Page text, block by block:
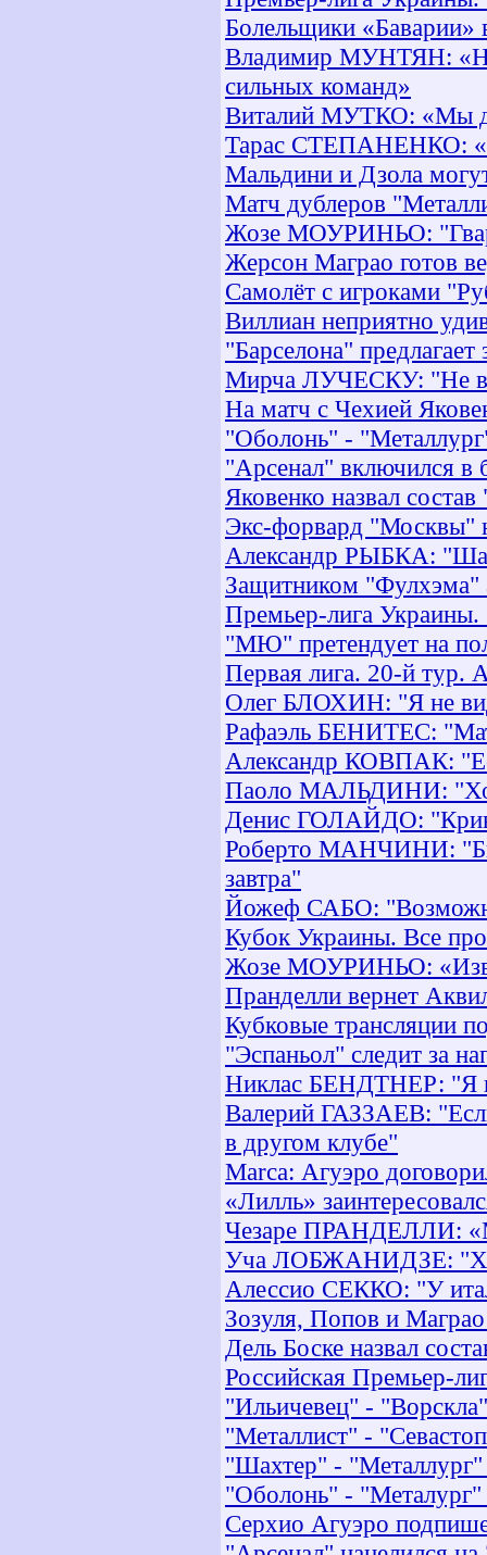
Болельщики «Баварии»
Владимир МУНТЯН:
сильных команд»
Виталий МУТКО: «Мы
Тарас СТЕПАНЕНКО:
Мальдини и Дзола
Матч дублеров
Жозе МОУРИНЬО:
Жерсон Маграо готов
Самолёт с игроками
Виллиан неприятно
"Барселона"
Мирча ЛУЧЕСКУ: "Не
На матч с Чехией
"Оболонь" -
"Арсенал" включился в
Яковенко назвал
Экс-форвард "Москвы"
Александр РЫБКА:
Защитником "Фулхэма"
Премьер-лига Украины.
"МЮ" претендует на
Первая лига. 20-й тур.
Олег БЛОХИН: "Я не
Рафаэль БЕНИТЕС:
Александр КОВПАК:
Паоло МАЛЬДИНИ:
Денис ГОЛАЙДО:
Роберто МАНЧИНИ:
завтра"
Йожеф САБО:
Кубок Украины. Все
Жозе МОУРИНЬО:
Пранделли вернет
Кубковые трансляции
"Эспаньол" следит за
Никлас БЕНДТНЕР: "Я
Валерий ГАЗЗАЕВ:
в другом клубе"
Marca: Агуэро
«Лилль»
Чезаре ПРАНДЕЛЛИ:
Уча ЛОБЖАНИДЗЕ:
Алессио СЕККО: "У
Зозуля, Попов и
Дель Боске назвал
Российская Премьер-
"Ильичевец" -
"Металлист" -
"Шахтер" -
"Оболонь" - "Металург"
Серхио Агуэро